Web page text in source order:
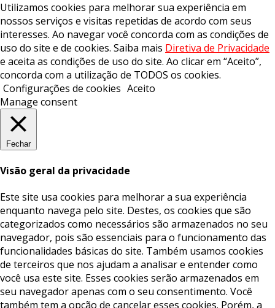
Utilizamos cookies para melhorar sua experiência em
nossos serviços e visitas repetidas de acordo com seus
interesses. Ao navegar você concorda com as condições de
uso do site e de cookies. Saiba mais Diretiva de Privacidade
e aceita as condições de uso do site. Ao clicar em “Aceito”,
concorda com a utilização de TODOS os cookies.
Configurações de cookies Aceito
Manage consent
Fechar
Visão geral da privacidade
Este site usa cookies para melhorar a sua experiência
enquanto navega pelo site. Destes, os cookies que são
categorizados como necessários são armazenados no seu
navegador, pois são essenciais para o funcionamento das
funcionalidades básicas do site. Também usamos cookies
de terceiros que nos ajudam a analisar e entender como
você usa este site. Esses cookies serão armazenados em
seu navegador apenas com o seu consentimento. Você
também tem a opção de cancelar esses cookies. Porém, a